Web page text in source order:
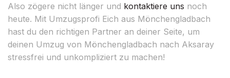
Also zögere nicht länger und kontaktiere uns noch
heute. Mit Umzugsprofi Eich aus Mönchengladbach
hast du den richtigen Partner an deiner Seite, um
deinen Umzug von Mönchengladbach nach Aksaray
stressfrei und unkompliziert zu machen!